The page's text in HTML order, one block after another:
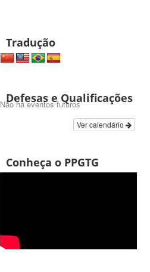
Tradução
Defesas e Qualificações
Não há eventos futuros
Ver calendário
Conheça o PPGTG